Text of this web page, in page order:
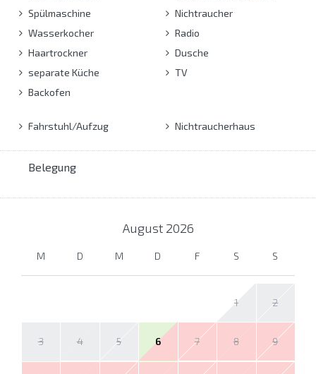
Spülmaschine
Wasserkocher
Haartrockner
separate Küche
Backofen
Nichtraucher
Radio
Dusche
TV
Fahrstuhl/Aufzug Nichtraucherhaus
Belegung
August 2026
M D M D F S S
1 2
3 4 5 6 7 8 9